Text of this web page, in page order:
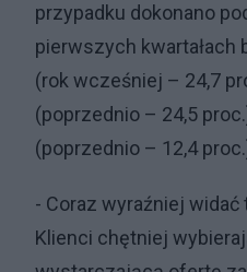
przypadku dokonano
pierwszych kwartałach
(rok wcześniej – 24,7
(poprzednio – 24,5
(poprzednio – 12,4
- Coraz wyraźniej
Klienci chętniej